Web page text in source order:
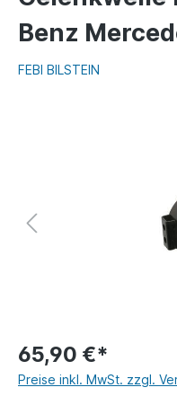
Benz
FEBI BILSTEIN
65,90 €*
Preise inkl. MwSt. zzgl.